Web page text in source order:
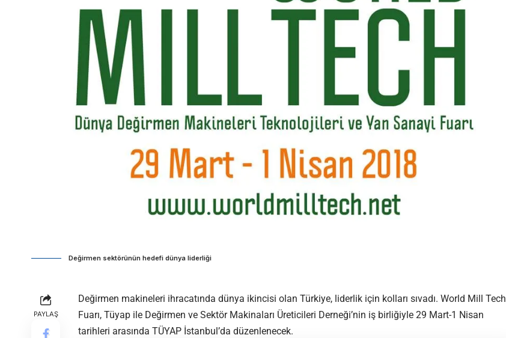
Değirmen sektörünün hedefi dünya liderliği
PAYLAŞ
Değirmen makineleri ihracatında dünya ikincisi olan Türkiye, liderlik için kolları sıvadı. World Mill Tech
Fuarı, Tüyap ile Değirmen ve Sektör Makinaları Üreticileri Derneği’nin iş birliğiyle 29 Mart-1 Nisan
tarihleri arasında TÜYAP İstanbul’da düzenlenecek.